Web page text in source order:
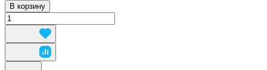
В корзину